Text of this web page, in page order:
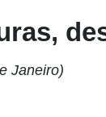
Janeiro)